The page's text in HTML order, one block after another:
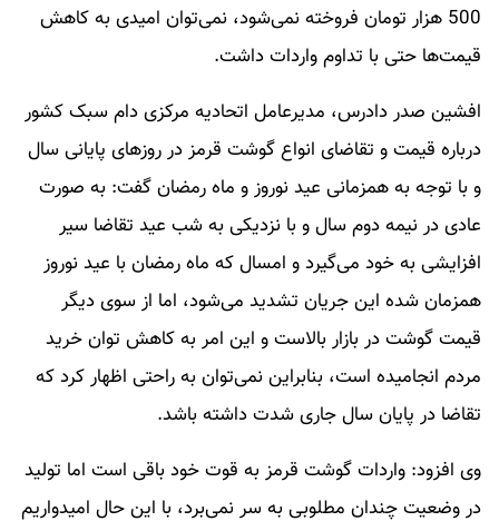
500 هزار تومان فروخته نمی‌شود، نمی‌توان امیدی به کاهش
قیمت‌ها حتی با تداوم واردات داشت.
افشین صدر دادرس، مدیرعامل اتحادیه مرکزی دام سبک کشور
درباره قیمت و تقاضای انواع گوشت قرمز در روزهای پایانی سال
و با توجه به همزمانی عید نوروز و ماه رمضان گفت: به صورت
عادی در نیمه دوم سال و با نزدیکی به شب عید تقاضا سیر
افزایشی به خود می‌گیرد و امسال که ماه رمضان با عید نوروز
همزمان شده این جریان تشدید می‌شود، اما از سوی دیگر
قیمت گوشت در بازار بالاست و این امر به کاهش توان خرید
مردم انجامیده است، بنابراین نمی‌توان به راحتی اظهار کرد که
تقاضا در پایان سال جاری شدت داشته باشد.
وی افزود: واردات گوشت قرمز به قوت خود باقی است اما تولید
در وضعیت چندان مطلوبی به سر نمی‌برد، با این حال امیدواریم